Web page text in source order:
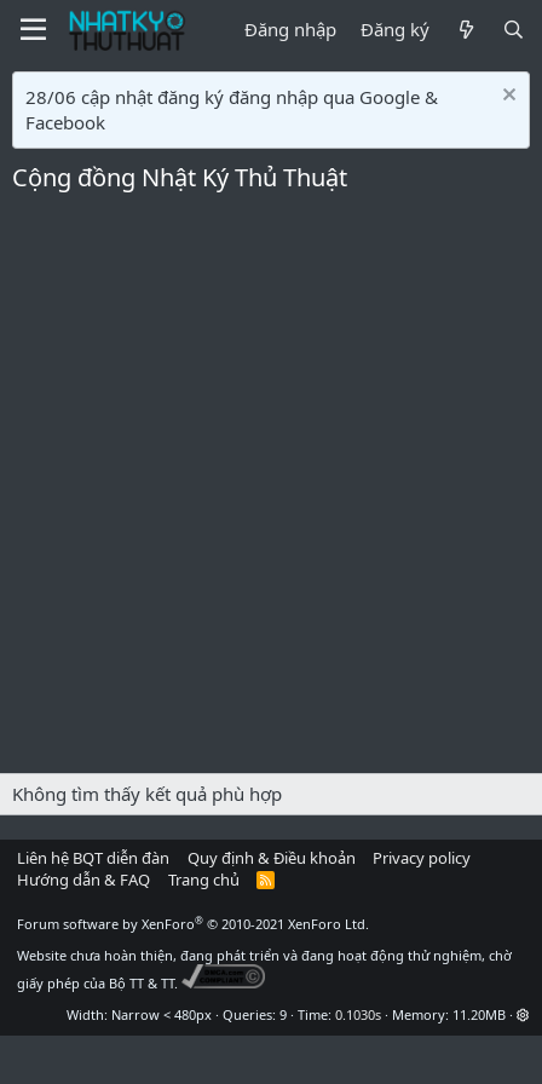
Đăng nhập Đăng ký
28/06 cập nhật đăng ký đăng nhập qua Google &
Facebook
Cộng đồng Nhật Ký Thủ Thuật
Không tìm thấy kết quả phù hợp
Liên hệ BQT diễn đàn Quy định & Điều khoản
Privacy policy
Hướng dẫn & FAQ
Trang chủ
R
Forum software by XenForo® © 2010-2021 XenForo Ltd.
Website chưa hoàn thiện, đang phát triển và đang hoạt động thử nghiệm, chờ
giấy phép của Bộ TT & TT.
Width
Queries 9 Time 0.1030s Memory 11.20MB